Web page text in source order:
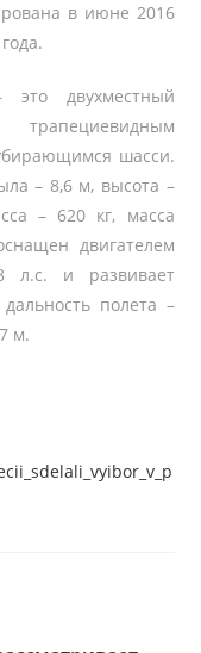
в июне 2016
двухместный
шасси.
– 8,6 м, высота –
– 620 кг, масса
двигателем
л.с. и развивает
полета –
м.